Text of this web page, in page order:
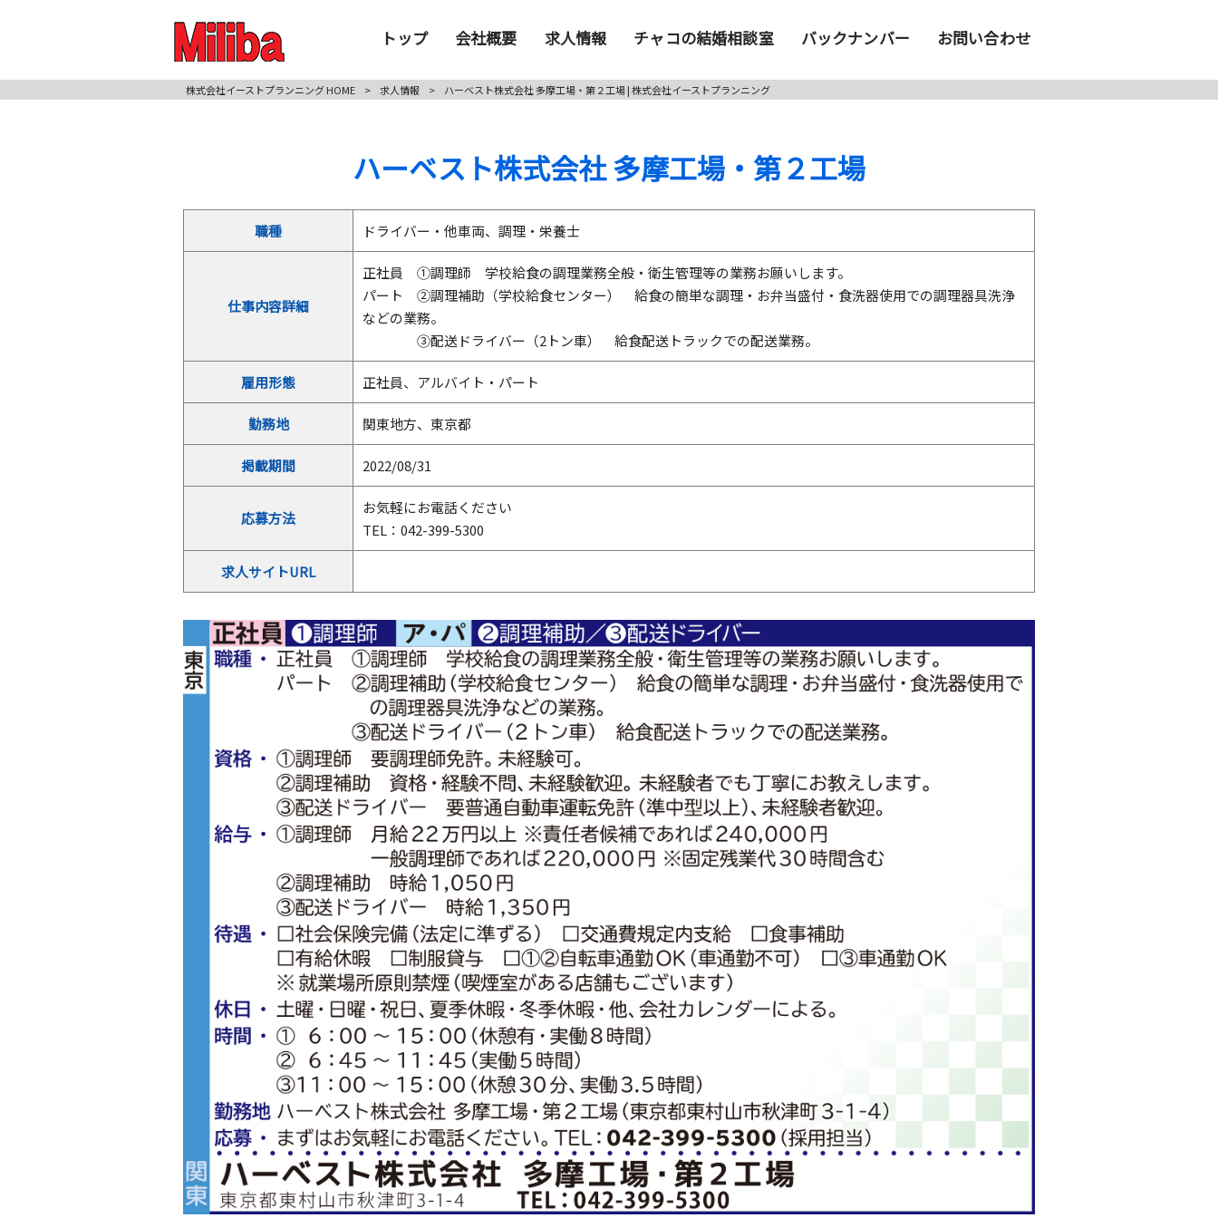
トップ 会社概要 求人情報 チャコの結婚相談室 バックナンバー お問い合わせ
株式会社イーストプランニング HOME > 求人情報 > ハーベスト株式会社 多摩工場・第２工場 | 株式会社イーストプランニング
ハーベスト株式会社 多摩工場・第２工場
職種 ドライバー・他車両、調理・栄養士
仕事内容詳細
正社員 ①調理師 学校給食の調理業務全般・衛生管理等の業務お願いします。
パート ②調理補助（学校給食センター） 給食の簡単な調理・お弁当盛付・食洗器使用での調理器具洗浄
などの業務。
③配送ドライバー（2トン車） 給食配送トラックでの配送業務。
雇用形態 正社員、アルバイト・パート
勤務地 関東地方、東京都
掲載期間 2022/08/31
応募方法
お気軽にお電話ください
TEL：042-399-5300
求人サイトURL